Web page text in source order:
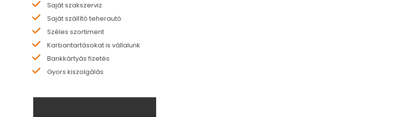
Saját szakszerviz
Saját szállító teherautó
Széles szortiment
Karbantartásokat is vállalunk
Bankkártyás fizetés
Gyors kiszolgálás